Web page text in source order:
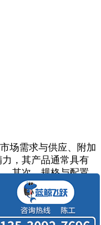
场需求与供应、附加
，其产品通常具有
其次，规格与配置